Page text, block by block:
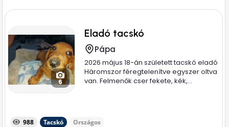
6
Eladó tacskó
Pápa
2026 május 18-án született tacskó eladó
Háromszor féregtelenítve egyszer oltva
van. Felmenők cser fekete, kék,...
988 Tacskó Országos